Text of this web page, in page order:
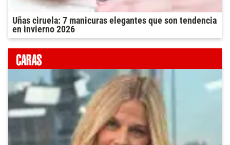
Uñas ciruela: 7 manicuras elegantes que son tendencia
en invierno 2026